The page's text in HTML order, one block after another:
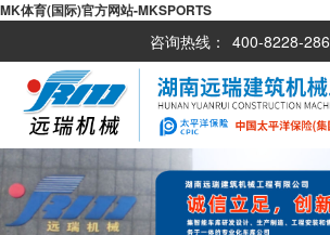
MK体育(国际)官方网站-MKSPORTS
咨询热线： 400-8228-286